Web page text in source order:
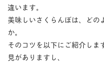
違います。
美味しいさくらんぼは、どの
か。
そのコツを以下にご紹介し
見がありますし、